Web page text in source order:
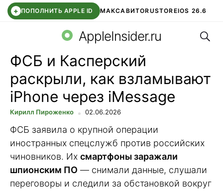
+ ПОПОЛНИТЬ APPLE ID МАКСАВИТОRUSTOREIOS 26.6
СБЕР КИДС ВТБ ОНЛАЙН ЧАТ В ROBLOX
AppleInsider.ru
ФСБ и Касперский
раскрыли, как взламывают
iPhone через iMessage
Кирилл Пироженко 02.06.2026
ФСБ заявила о крупной операции
иностранных спецслужб против российских
чиновников. Их смартфоны заражали
шпионским ПО — снимали данные, слушали
переговоры и следили за обстановкой вокруг